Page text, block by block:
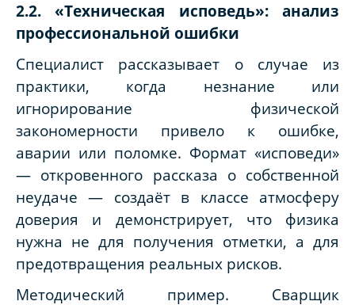
2.2. «Техническая исповедь»: анализ
профессиональной ошибки
Специалист рассказывает о случае из
практики, когда незнание или
игнорирование физической
закономерности привело к ошибке,
аварии или поломке. Формат «исповеди»
— откровенного рассказа о собственной
неудаче — создаёт в классе атмосферу
доверия и демонстрирует, что физика
нужна не для получения отметки, а для
предотвращения реальных рисков.
Методический пример. Сварщик